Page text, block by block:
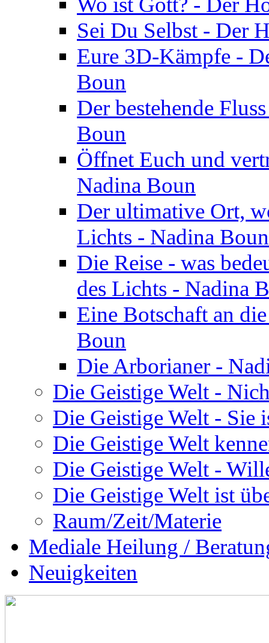
Sei Du Selbst - Der
Eure 3D-Kämpfe -
Boun
Der bestehende
Boun
Öffnet Euch und
Nadina Boun
Der ultimative Ort,
Lichts - Nadina Boun
Die Reise - was
des Lichts - Nadina
Eine Botschaft an
Boun
Die Arborianer -
Die Geistige Welt -
Die Geistige Welt - Sie
Die Geistige Welt
Die Geistige Welt -
Die Geistige Welt ist
Raum/Zeit/Materie
Mediale Heilung /
Neuigkeiten